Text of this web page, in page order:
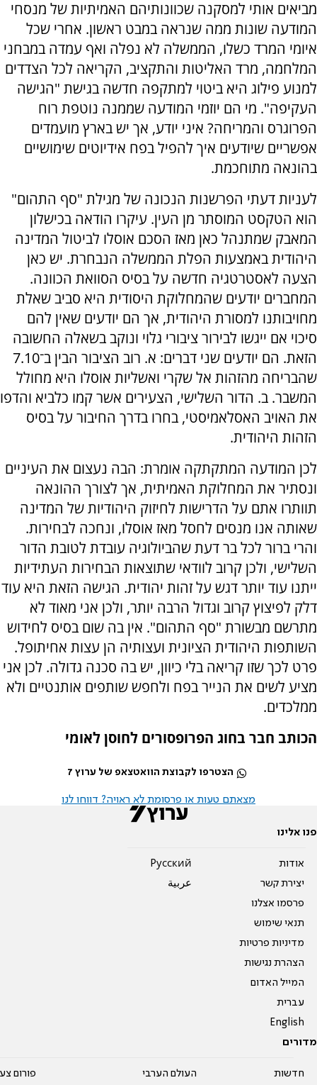
מביאים אותי למסקנה שכוונותיהם האמיתיות של מנסחי
המודעה שונות ממה שנראה במבט ראשון. אחרי שכל
איומי המרד כשלו, הממשלה לא נפלה ואף עמדה במבחני
המלחמה, מרד האליטות והתקציב, הקריאה לכל הצדדים
למנוע פילוג היא ביטוי למתקפה חדשה בגישת "הגישה
העקיפה". מי הם יוזמי המודעה שממנה נוטפת רוח
הפרוגרס והמריחה? איני יודע, אך יש בארץ מועמדים
אפשריים שיודעים איך להפיל בפח אידיוטים שימושיים
בהונאה מתוחכמת.
לעניות דעתי הפרשנות הנכונה של מגילת "סף התהום"
הוא הטקסט המוסתר מן העין. עיקרו הודאה בכישלון
המאבק שמתנהל כאן מאז הסכם אוסלו לביטול המדינה
היהודית באמצעות הפלת הממשלה הנבחרת. יש כאן
הצעה לאסטרטגיה חדשה על בסיס הסוואת הכוונה.
המחברים יודעים שהמחלוקת היסודית היא סביב שאלת
מחויבותנו למסורת היהודית, אך הם יודעים שאין להם
סיכוי אם ייגשו לבירור ציבורי גלוי ונוקב בשאלה החשובה
הזאת. הם יודעים שני דברים: א. רוב הציבור הבין ב־7.10
שהבריחה מהזהות אל שקרי ואשליות אוסלו היא מחולל
המשבר. ב. הדור השלישי, הצעירים אשר קמו כלביא והדפו
את האויב האסלאמיסטי, בחרו בדרך החיבור על בסיס
הזהות היהודית.
לכן המודעה המתקתקה אומרת: הבה נעצום את העיניים
ונסתיר את המחלוקת האמיתית, אך לצורך ההונאה
תוותרו אתם על הדרישות לחיזוק היהודיות של המדינה
שאותה אנו מנסים לחסל מאז אוסלו, ונחכה לבחירות.
והרי ברור לכל בר דעת שהביולוגיה עובדת לטובת הדור
השלישי, ולכן קרוב לוודאי שתוצאות הבחירות העתידיות
ייתנו עוד יותר דגש על זהות יהודית. הגישה הזאת היא עוד
דלק לפיצוץ קרוב וגדול הרבה יותר, ולכן אני מאוד לא
מתרשם מבשורת "סף התהום". אין בה שום בסיס לחידוש
השותפות היהודית הציונית ועצותיה הן עצות אחיתופל.
פרט לכך שזו קריאה בלי כיוון, יש בה סכנה גדולה. לכן אני
מציע לשים את הנייר בפח ולחפש שותפים אותנטיים ולא
ממלכדים.
הכותב חבר בחוג הפרופסורים לחוסן לאומי
הצטרפו לקבוצת הוואטצאפ של ערוץ 7
מצאתם טעות או פרסומת לא ראויה? דווחו לנו
פנו אלינו
אודות
יצירת קשר
פרסמו אצלנו
תנאי שימוש
מדיניות פרטיות
הצהרת נגישות
המייל האדום
עברית
English
Pусский
عربية
מדורים
חדשות העולם הערבי פורום